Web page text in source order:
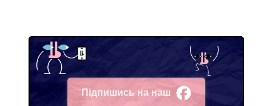
Підпишись на наш
Facebook